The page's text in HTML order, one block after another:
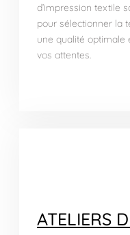
d’impression textile
pour sélectionner la
une qualité optimale
vos attentes.
ATELIERS